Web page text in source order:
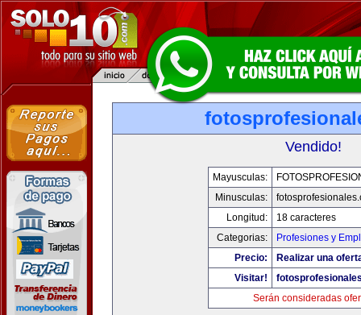
Vendido!
Mayusculas:
Minusculas:
Longitud:
18 caracteres
Categorias:
Profesiones y
Precio:
Realizar una
Visitar!
Serán consideradas